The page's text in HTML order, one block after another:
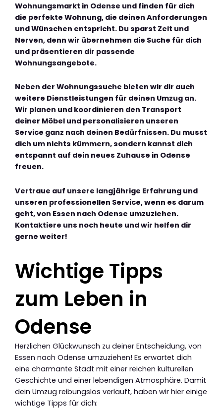
Wohnungsmarkt in Odense und finden für dich
die perfekte Wohnung, die deinen Anforderungen
und Wünschen entspricht. Du sparst Zeit und
Nerven, denn wir übernehmen die Suche für dich
und präsentieren dir passende
Wohnungsangebote.
Neben der Wohnungssuche bieten wir dir auch
weitere Dienstleistungen für deinen Umzug an.
Wir planen und koordinieren den Transport
deiner Möbel und personalisieren unseren
Service ganz nach deinen Bedürfnissen. Du musst
dich um nichts kümmern, sondern kannst dich
entspannt auf dein neues Zuhause in Odense
freuen.
Vertraue auf unsere langjährige Erfahrung und
unseren professionellen Service, wenn es darum
geht, von Essen nach Odense umzuziehen.
Kontaktiere uns noch heute und wir helfen dir
gerne weiter!
Wichtige Tipps
zum Leben in
Odense
Herzlichen Glückwunsch zu deiner Entscheidung, von
Essen nach Odense umzuziehen! Es erwartet dich
eine charmante Stadt mit einer reichen kulturellen
Geschichte und einer lebendigen Atmosphäre. Damit
dein Umzug reibungslos verläuft, haben wir hier einige
wichtige Tipps für dich: